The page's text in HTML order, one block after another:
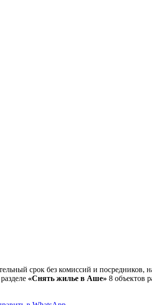
срок без комиссий и посредников,
«Снять жилье в Аше» 8 объектов